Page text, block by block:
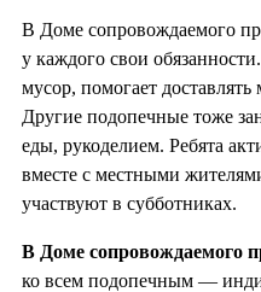
В Доме сопровождаемого
у каждого свои обязанности.
мусор, помогает
Другие подопечные тоже
еды, рукоделием. Ребята
вместе с местными
участвуют в субботниках.
В Доме сопровождаемого
ко всем подопечным —